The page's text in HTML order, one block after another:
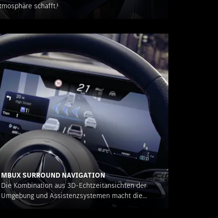
schafft.¹
MBUX SURROUND NAVIGATION
Die Kombination aus 3D-Echtzeitansichten der
Umgebung und Assistenzsystemen macht die
Navigation noch einfacher als je zuvor.²